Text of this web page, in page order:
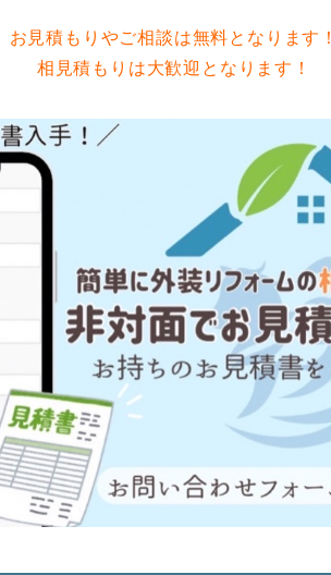
お見積もりやご相談は無料となります！
相見積もりは大歓迎となります！